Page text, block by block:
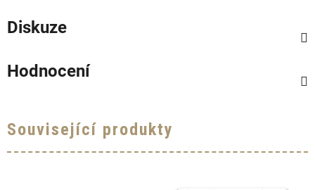
Diskuze
Hodnocení
Související produkty